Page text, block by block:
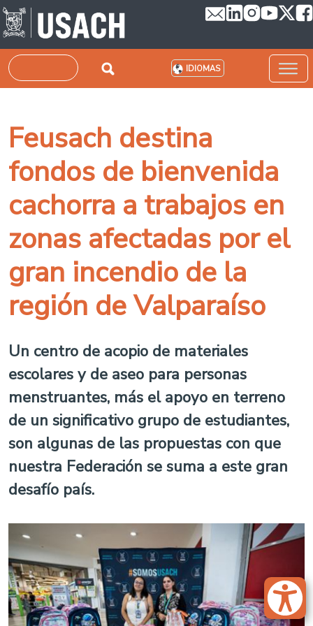
Pasar al contenido principal
Buscar IDIOMAS
Feusach destina
fondos de bienvenida
cachorra a trabajos en
zonas afectadas por el
gran incendio de la
región de Valparaíso
Un centro de acopio de materiales
escolares y de aseo para personas
menstruantes, más el apoyo en terreno
de un significativo grupo de estudiantes,
son algunas de las propuestas con que
nuestra Federación se suma a este gran
desafío país.